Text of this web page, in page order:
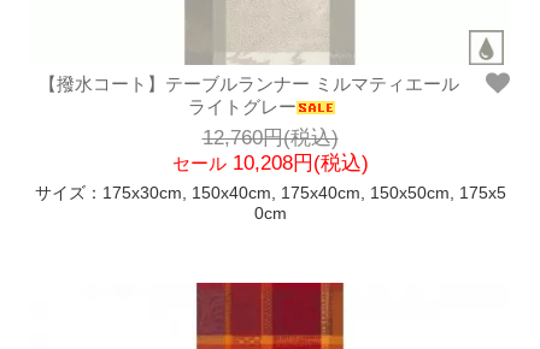
【撥水コート】テーブルランナー ミルマティエール
ライトグレー
12,760円(税込)
セール10,208円(税込)
サイズ：175x30cm, 150x40cm, 175x40cm, 150x50cm, 175x5
0cm